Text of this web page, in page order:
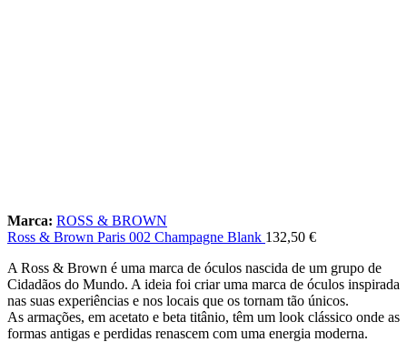
Marca: ROSS & BROWN
Ross & Brown Paris 002 Champagne Blank 132,50 €
A Ross & Brown é uma marca de óculos nascida de um grupo de
Cidadãos do Mundo. A ideia foi criar uma marca de óculos inspirada
nas suas experiências e nos locais que os tornam tão únicos.
As armações, em acetato e beta titânio, têm um look clássico onde as
formas antigas e perdidas renascem com uma energia moderna.